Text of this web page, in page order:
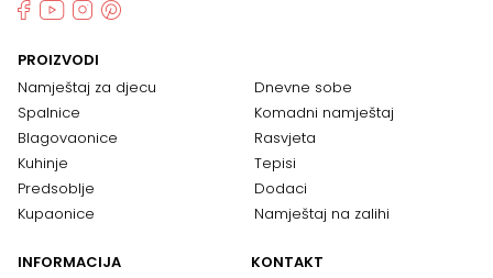
PROIZVODI
Namještaj za djecu
Spalnice
Blagovaonice
Kuhinje
Predsoblje
Kupaonice
Dnevne sobe
Komadni namještaj
Rasvjeta
Tepisi
Dodaci
Namještaj na zalihi
INFORMACIJA
KONTAKT